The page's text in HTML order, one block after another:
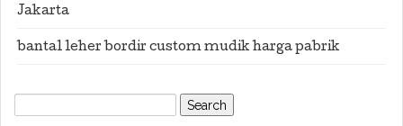
Jakarta
bantal leher bordir custom mudik harga pabrik
Search
for: